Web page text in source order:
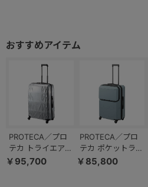
PROTECA／プロ
テカ トライエアー
スーツケース 日本
￥95,700
PROTECA／プロ
テカ ポケットライ
ナー2 スーツケー
￥85,800